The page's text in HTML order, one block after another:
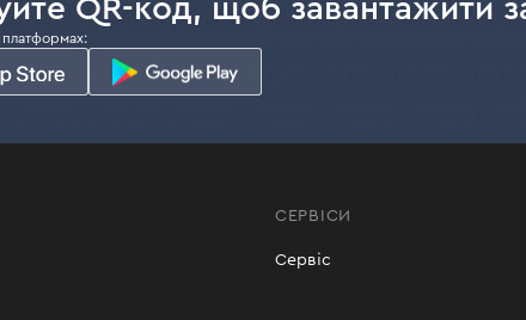
QR-код, щоб завантажити
СЕРВІСИ
Сервіс